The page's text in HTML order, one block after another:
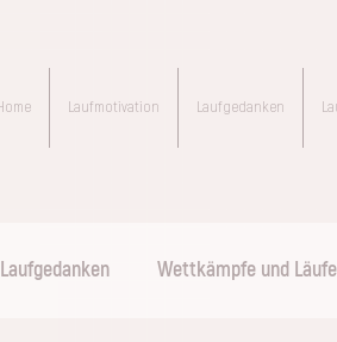
Laufmotivation Laufgedanken
Laufgedanken Wettkämpfe und Läufe